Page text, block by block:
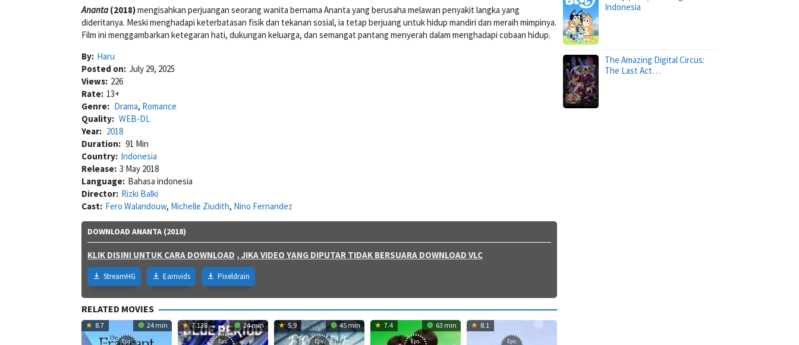
Ananta(2018)mengisahkan perjuangan seorang wanita bernama Ananta yang berusaha melawan penyakit langka yang
dideritanya. Meski menghadapi keterbatasan fisik dan tekanan sosial, ia tetap berjuang untuk hidup mandiri dan meraih mimpinya.
Film ini menggambarkan ketegaran hati, dukungan keluarga, dan semangat pantang menyerah dalam menghadapi cobaan hidup.
By: Haru
Posted on: July 29, 2025
Views: 226
Rate: 13+
Genre: Drama, Romance
Quality: WEB-DL
Year: 2018
Duration: 91 Min
Country: Indonesia
Release: 3 May 2018
Language: Bahasa indonesia
Director: Rizki Balki
Cast: Fero Walandouw, Michelle Ziudith, Nino Fernandez
DOWNLOAD ANANTA (2018)
KLIK DISINI UNTUK CARA DOWNLOAD , JIKA VIDEO YANG DIPUTAR TIDAK BERSUARA DOWNLOAD VLC
StreamHG Earnvids Pixeldrain
RELATED MOVIES
8.7 24 min
Eps:
7.138 24 min
Eps:
5.9 45 min
Eps:
7.4 63 min
Eps:
8.1
Eps:
Indonesia
The Amazing Digital Circus:
The Last Act…